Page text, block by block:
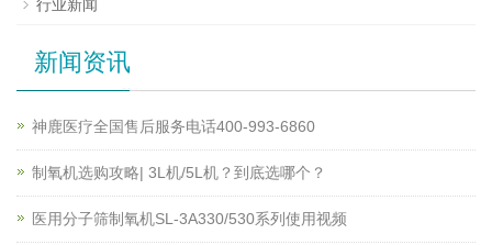
行业新闻
新闻资讯
神鹿医疗全国售后服务电话400-993-6860
制氧机选购攻略| 3L机/5L机？到底选哪个？
医用分子筛制氧机SL-3A330/530系列使用视频